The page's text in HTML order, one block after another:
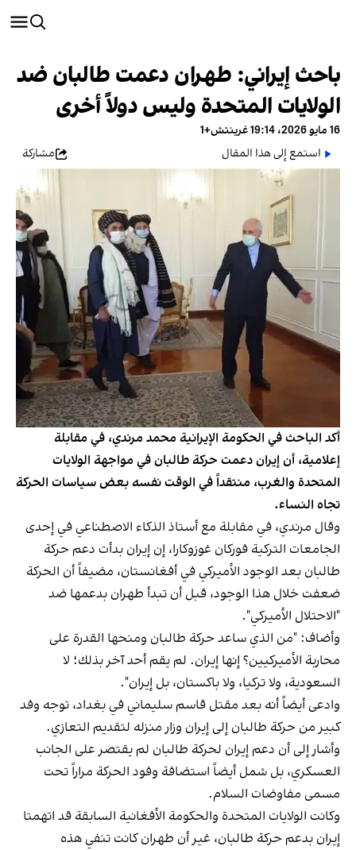
باحث إيراني: طهران دعمت طالبان ضد
الولايات المتحدة وليس دولاً أخرى
16 مايو 2026، 19:14 غرينتش+1
استمع إلى هذا المقال
مشاركة
أكد الباحث في الحكومة الإيرانية محمد مرندي، في مقابلة
إعلامية، أن إيران دعمت حركة طالبان في مواجهة الولايات
المتحدة والغرب، منتقداً في الوقت نفسه بعض سياسات الحركة
تجاه النساء.
وقال مرندي، في مقابلة مع أستاذ الذكاء الاصطناعي في إحدى
الجامعات التركية فوركان غوزوكارا، إن إيران بدأت دعم حركة
طالبان بعد الوجود الأميركي في أفغانستان، مضيفاً أن الحركة
ضعفت خلال هذا الوجود، قبل أن تبدأ طهران بدعمها ضد
"الاحتلال الأميركي".
وأضاف: "من الذي ساعد حركة طالبان ومنحها القدرة على
محاربة الأميركيين؟ إنها إيران. لم يقم أحد آخر بذلك؛ لا
السعودية، ولا تركيا، ولا باكستان، بل إيران".
وادعى أيضاً أنه بعد مقتل قاسم سليماني في بغداد، توجه وفد
كبير من حركة طالبان إلى إيران وزار منزله لتقديم التعازي.
وأشار إلى أن دعم إيران لحركة طالبان لم يقتصر على الجانب
العسكري، بل شمل أيضاً استضافة وفود الحركة مراراً تحت
مسمى مفاوضات السلام.
وكانت الولايات المتحدة والحكومة الأفغانية السابقة قد اتهمتا
إيران بدعم حركة طالبان، غير أن طهران كانت تنفي هذه